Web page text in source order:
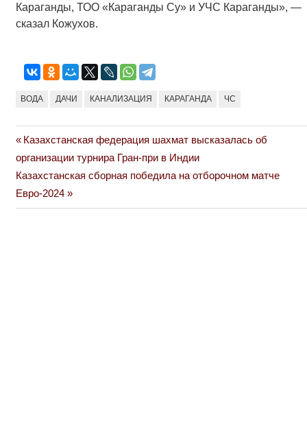
Караганды, ТОО «Караганды Су» и УЧС Караганды», —
сказал Кожухов.
ВОДА ДАЧИ КАНАЛИЗАЦИЯ КАРАГАНДА ЧС
Навигация
по
записям
Previous
Post:
Казахстанская федерация шахмат высказалась об
организации турнира Гран-при в Индии
Next
Post:
Казахстанская сборная победила на отборочном матче
Евро-2024